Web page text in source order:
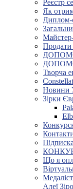
Реєстр
Як
Диплом-
Майстер-
Продати
Творча
Новини
Зірки
Що я
Алеї